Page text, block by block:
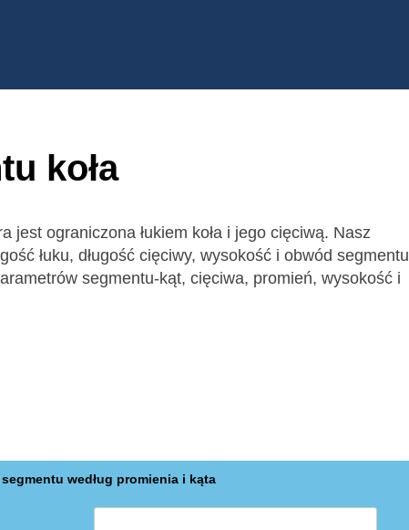
koła
jest ograniczona łukiem koła i jego cięciwą. Nasz
łuku, długość cięciwy, wysokość i obwód segmentu
segmentu-kąt, cięciwa, promień, wysokość i
według promienia i kąta